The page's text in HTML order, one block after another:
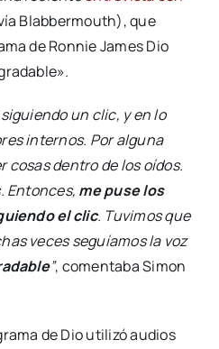
Blabbermouth), que
de Ronnie James Dio
un clic, y en lo
internos. Por alguna
cosas dentro de los oídos.
Entonces, me puse los
el clic. Tuvimos que
veces seguíamos la voz
”, comentaba Simon
de Dio utilizó audios